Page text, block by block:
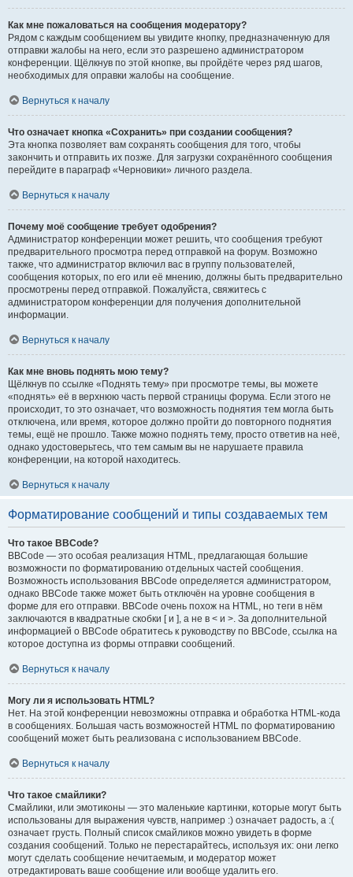
Как мне пожаловаться на сообщения модератору?
Рядом с каждым сообщением вы увидите кнопку, предназначенную для
отправки жалобы на него, если это разрешено администратором
конференции. Щёлкнув по этой кнопке, вы пройдёте через ряд шагов,
необходимых для оправки жалобы на сообщение.
Вернуться к началу
Что означает кнопка «Сохранить» при создании сообщения?
Эта кнопка позволяет вам сохранять сообщения для того, чтобы
закончить и отправить их позже. Для загрузки сохранённого сообщения
перейдите в параграф «Черновики» личного раздела.
Вернуться к началу
Почему моё сообщение требует одобрения?
Администратор конференции может решить, что сообщения требуют
предварительного просмотра перед отправкой на форум. Возможно
также, что администратор включил вас в группу пользователей,
сообщения которых, по его или её мнению, должны быть предварительно
просмотрены перед отправкой. Пожалуйста, свяжитесь с
администратором конференции для получения дополнительной
информации.
Вернуться к началу
Как мне вновь поднять мою тему?
Щёлкнув по ссылке «Поднять тему» при просмотре темы, вы можете
«поднять» её в верхнюю часть первой страницы форума. Если этого не
происходит, то это означает, что возможность поднятия тем могла быть
отключена, или время, которое должно пройти до повторного поднятия
темы, ещё не прошло. Также можно поднять тему, просто ответив на неё,
однако удостоверьтесь, что тем самым вы не нарушаете правила
конференции, на которой находитесь.
Вернуться к началу
Форматирование сообщений и типы создаваемых тем
Что такое BBCode?
BBCode — это особая реализация HTML, предлагающая большие
возможности по форматированию отдельных частей сообщения.
Возможность использования BBCode определяется администратором,
однако BBCode также может быть отключён на уровне сообщения в
форме для его отправки. BBCode очень похож на HTML, но теги в нём
заключаются в квадратные скобки [ и ], а не в < и >. За дополнительной
информацией о BBCode обратитесь к руководству по BBCode, ссылка на
которое доступна из формы отправки сообщений.
Вернуться к началу
Могу ли я использовать HTML?
Нет. На этой конференции невозможны отправка и обработка HTML-кода
в сообщениях. Большая часть возможностей HTML по форматированию
сообщений может быть реализована с использованием BBCode.
Вернуться к началу
Что такое смайлики?
Смайлики, или эмотиконы — это маленькие картинки, которые могут быть
использованы для выражения чувств, например :) означает радость, а :(
означает грусть. Полный список смайликов можно увидеть в форме
создания сообщений. Только не перестарайтесь, используя их: они легко
могут сделать сообщение нечитаемым, и модератор может
отредактировать ваше сообщение или вообще удалить его.